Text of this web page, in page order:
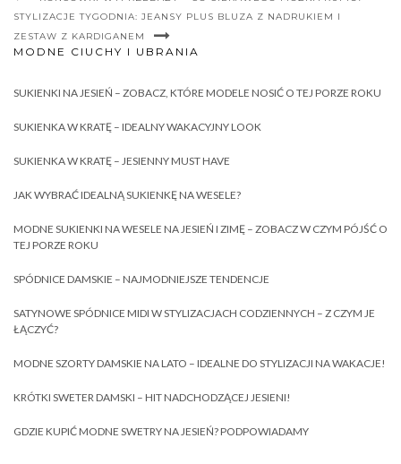
STYLIZACJE TYGODNIA: JEANSY PLUS BLUZA Z NADRUKIEM I
ZESTAW Z KARDIGANEM
MODNE CIUCHY I UBRANIA
SUKIENKI NA JESIEŃ – ZOBACZ, KTÓRE MODELE NOSIĆ O TEJ PORZE ROKU
SUKIENKA W KRATĘ – IDEALNY WAKACYJNY LOOK
SUKIENKA W KRATĘ – JESIENNY MUST HAVE
JAK WYBRAĆ IDEALNĄ SUKIENKĘ NA WESELE?
MODNE SUKIENKI NA WESELE NA JESIEŃ I ZIMĘ – ZOBACZ W CZYM PÓJŚĆ O
TEJ PORZE ROKU
SPÓDNICE DAMSKIE – NAJMODNIEJSZE TENDENCJE
SATYNOWE SPÓDNICE MIDI W STYLIZACJACH CODZIENNYCH – Z CZYM JE
ŁĄCZYĆ?
MODNE SZORTY DAMSKIE NA LATO – IDEALNE DO STYLIZACJI NA WAKACJE!
KRÓTKI SWETER DAMSKI – HIT NADCHODZĄCEJ JESIENI!
GDZIE KUPIĆ MODNE SWETRY NA JESIEŃ? PODPOWIADAMY